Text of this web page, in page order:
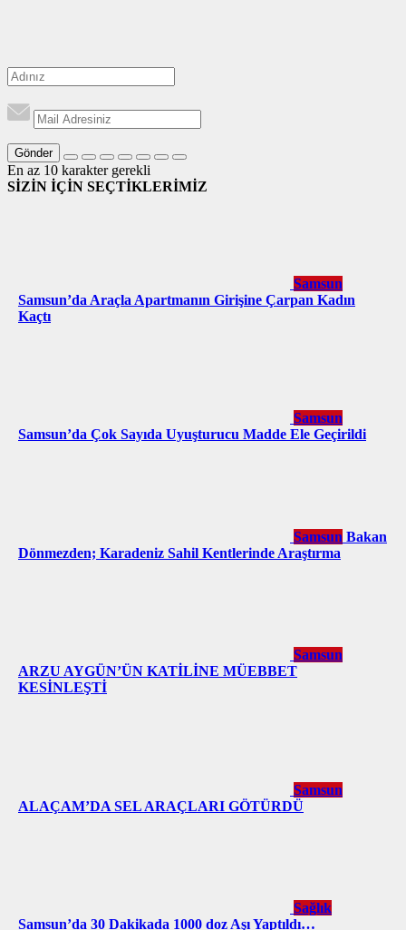
Gönder
En az 10 karakter gerekli
SİZİN İÇİN SEÇTİKLERİMİZ
Samsun
Samsun’da Araçla Apartmanın Girişine Çarpan Kadın
Kaçtı
Samsun
Samsun’da Çok Sayıda Uyuşturucu Madde Ele Geçirildi
Samsun Bakan
Dönmezden; Karadeniz Sahil Kentlerinde Araştırma
Samsun
ARZU AYGÜN’ÜN KATİLİNE MÜEBBET
KESİNLEŞTİ
Samsun
ALAÇAM’DA SEL ARAÇLARI GÖTÜRDÜ
Sağlık
Samsun’da 30 Dakikada 1000 doz Aşı Yaptıldı…